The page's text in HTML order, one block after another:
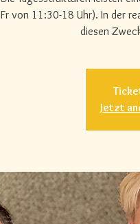
Fr von 11:30-18 Uhr). In der
diesen
Jetzt